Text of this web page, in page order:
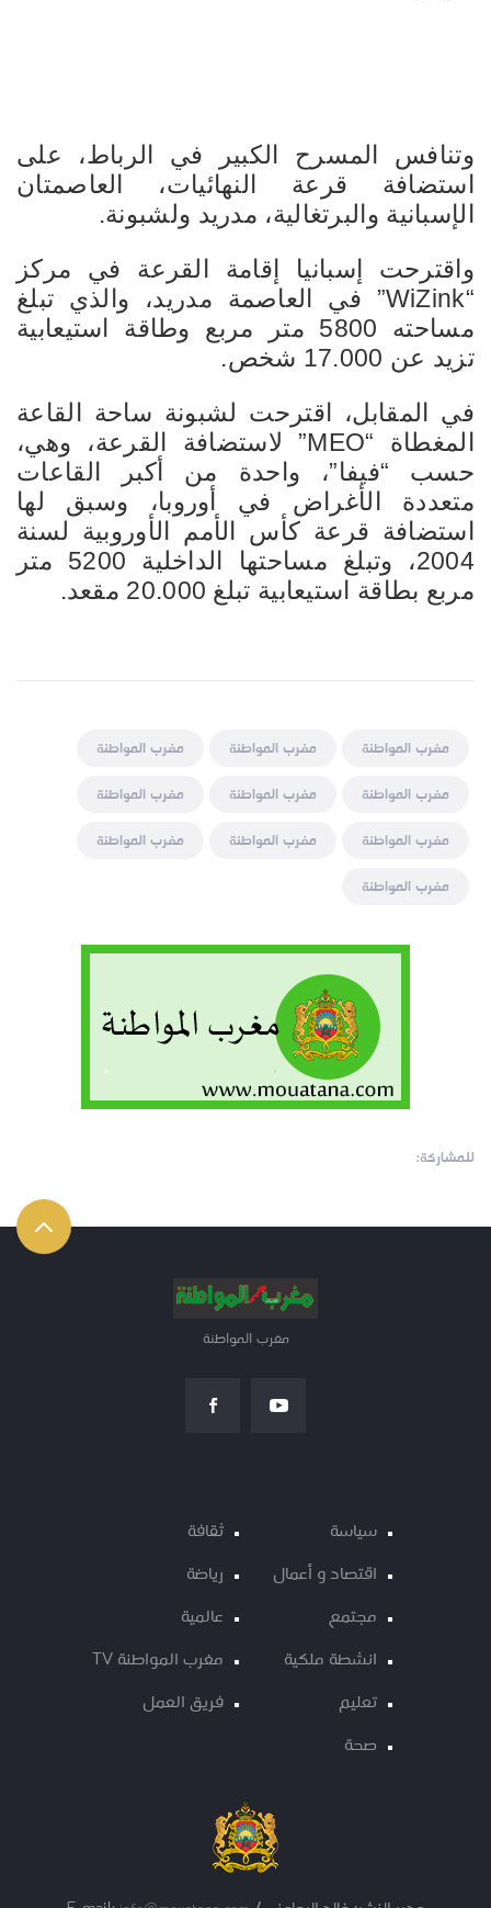
وتنافس المسرح الكبير في الرباط، على
استضافة قرعة النهائيات، العاصمتان
الإسبانية والبرتغالية، مدريد ولشبونة.
واقترحت إسبانيا إقامة القرعة في مركز
“WiZink” في العاصمة مدريد، والذي تبلغ
مساحته 5800 متر مربع وطاقة استيعابية
تزيد عن 17.000 شخص.
في المقابل، اقترحت لشبونة ساحة القاعة
المغطاة “MEO” لاستضافة القرعة، وهي،
حسب “فيفا”، واحدة من أكبر القاعات
متعددة الأغراض في أوروبا، وسبق لها
استضافة قرعة كأس الأمم الأوروبية لسنة
2004، وتبلغ مساحتها الداخلية 5200 متر
مربع بطاقة استيعابية تبلغ 20.000 مقعد.
مغرب المواطنة مغرب المواطنة
مغرب المواطنة
مغرب المواطنة
مغرب المواطنة
مغرب المواطنة
مغرب المواطنة
مغرب المواطنة
مغرب المواطنة
مغرب المواطنة
للمشاركة:
مغرب المواطنة
سياسة
اقتصاد و أعمال
مجتمع
انشطة ملكية
تعليم
صحة
ثقافة
رياضة
عالمية
مغرب المواطنة TV
فريق العمل